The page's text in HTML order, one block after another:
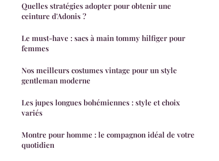
Quelles stratégies adopter pour obtenir une
ceinture d'Adonis ?
Le must-have : sacs à main tommy hilfiger pour
femmes
Nos meilleurs costumes vintage pour un style
gentleman moderne
Les jupes longues bohémiennes : style et choix
variés
Montre pour homme : le compagnon idéal de votre
quotidien